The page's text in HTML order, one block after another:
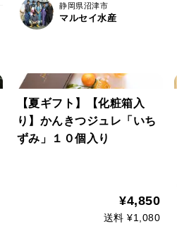
静岡県沼津市
マルセイ水産
【夏ギフト】【化粧箱入
り】かんきつジュレ「いち
ずみ」１０個入り
¥4,850
送料 ¥1,080